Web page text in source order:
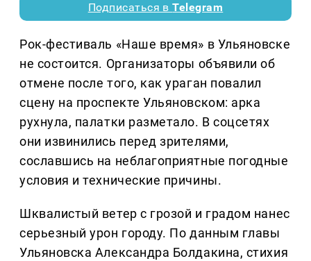
Подписаться вTelegram
Рок-фестиваль «Наше время» в Ульяновске
не состоится. Организаторы объявили об
отмене после того, как ураган повалил
сцену на проспекте Ульяновском: арка
рухнула, палатки разметало. В соцсетях
они извинились перед зрителями,
сославшись на неблагоприятные погодные
условия и технические причины.
Шквалистый ветер с грозой и градом нанес
серьезный урон городу. По данным главы
Ульяновска Александра Болдакина, стихия